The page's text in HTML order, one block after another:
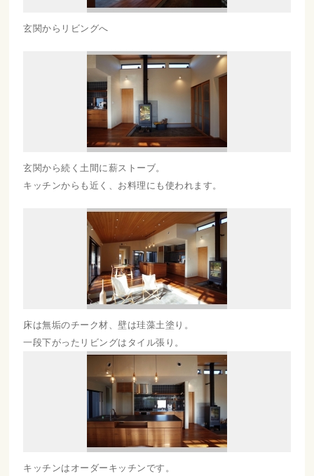
玄関からリビングへ
玄関から続く土間に薪ストーブ。
キッチンからも近く、お料理にも使われます。
床は無垢のチーク材、壁は珪藻土塗り。
一段下がったリビングはタイル張り。
キッチンはオーダーキッチンです。